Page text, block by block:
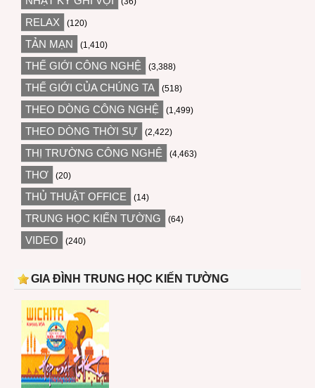
RELAX (120)
TẢN MẠN (1,410)
THẾ GIỚI CÔNG NGHỆ (3,388)
THẾ GIỚI CỦA CHÚNG TA (518)
THEO DÒNG CÔNG NGHỆ (1,499)
THEO DÒNG THỜI SỰ (2,422)
THỊ TRƯỜNG CÔNG NGHỆ (4,463)
THƠ (20)
THỦ THUẬT OFFICE (14)
TRUNG HỌC KIẾN TƯỜNG (64)
VIDEO (240)
GIA ĐÌNH TRUNG HỌC KIẾN TƯỜNG